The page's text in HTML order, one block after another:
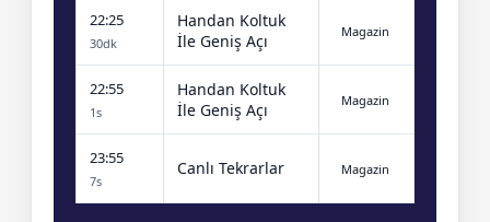
22:25
30dk
Handan Koltuk
İle Geniş Açı
Magazin
22:55
1s
Handan Koltuk
İle Geniş Açı
Magazin
23:55
7s
Canlı Tekrarlar Magazin